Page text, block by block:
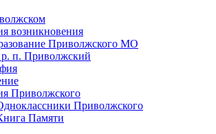
возникновения
Приволжского МО
п. Приволжский
Приволжского
Приволжского
Памяти